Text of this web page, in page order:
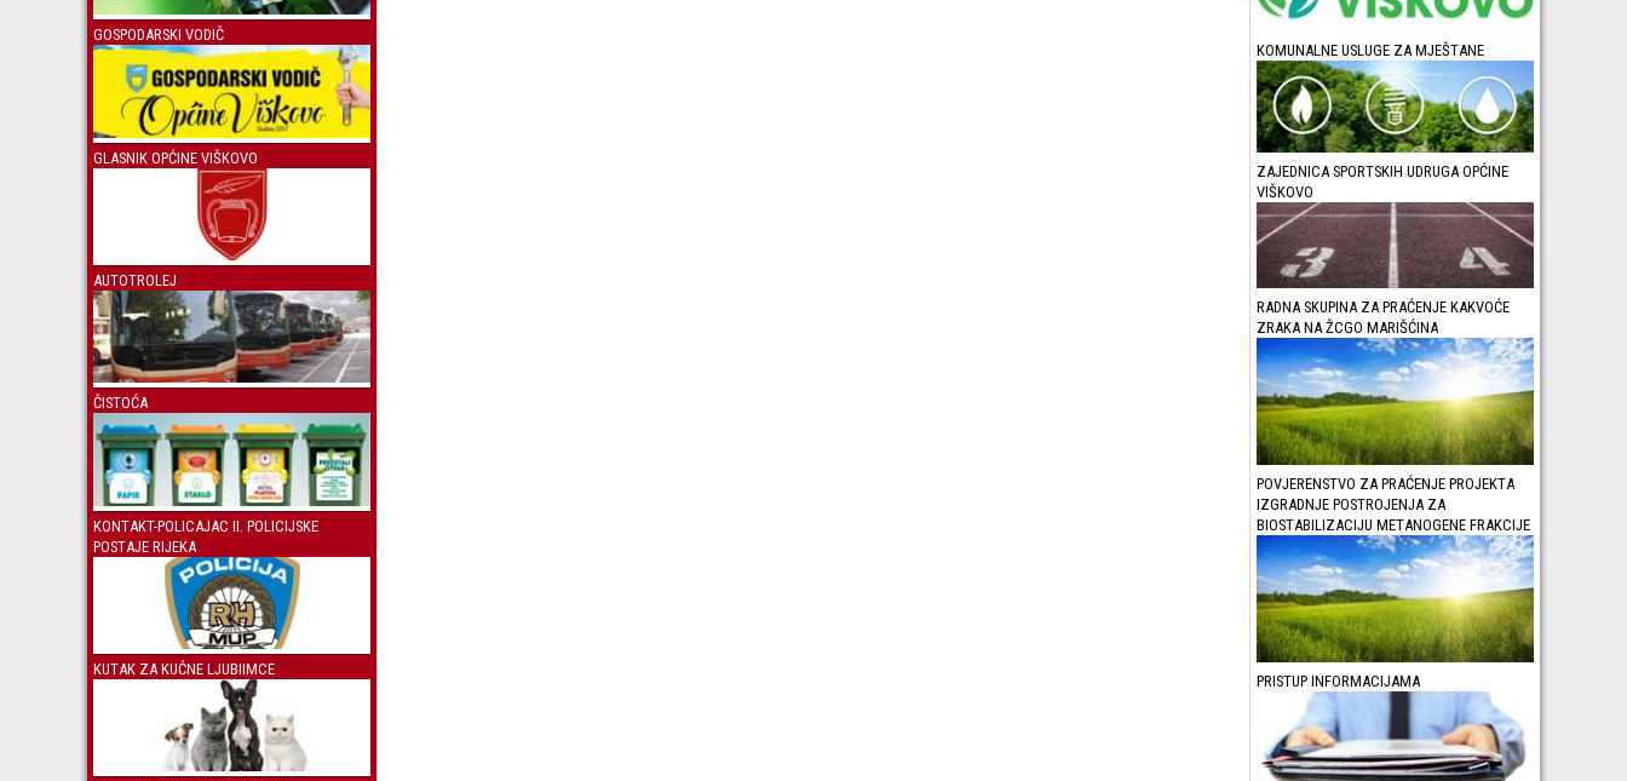
GOSPODARSKI VODIČ
GLASNIK OPĆINE VIŠKOVO
AUTOTROLEJ
ČISTOĆA
KONTAKT-POLICAJAC II. POLICIJSKE
POSTAJE RIJEKA
KUTAK ZA KUĆNE LJUBIIMCE
KOMUNALNE USLUGE ZA MJEŠTANE
ZAJEDNICA SPORTSKIH UDRUGA OPĆINE
VIŠKOVO
RADNA SKUPINA ZA PRAĆENJE KAKVOĆE
ZRAKA NA ŽCGO MARIŠĆINA
POVJERENSTVO ZA PRAĆENJE PROJEKTA
IZGRADNJE POSTROJENJA ZA
BIOSTABILIZACIJU METANOGENE FRAKCIJE
PRISTUP INFORMACIJAMA